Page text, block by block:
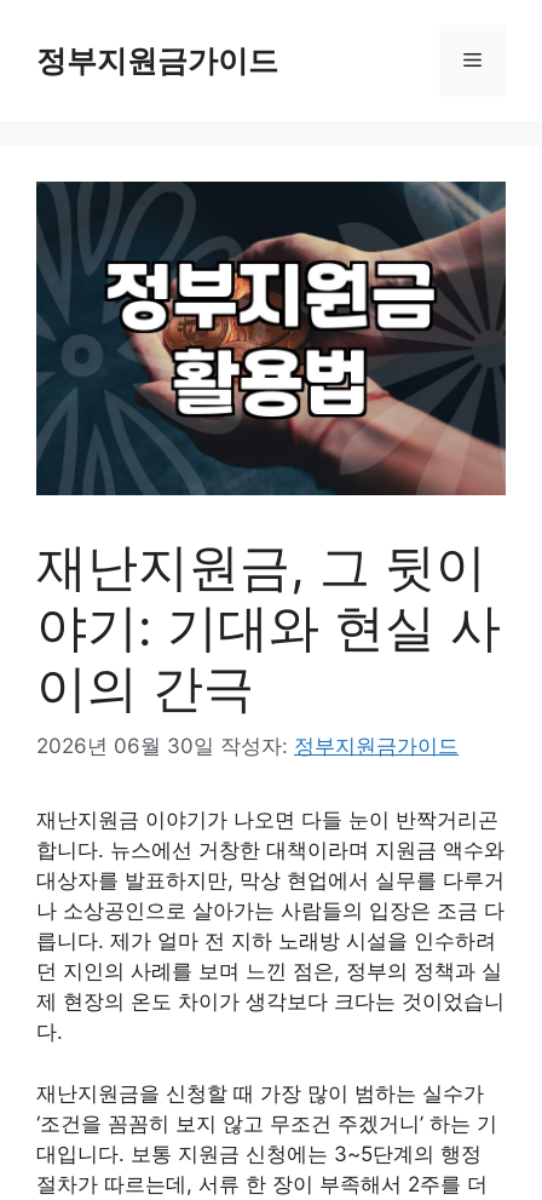
정부지원금가이드 메
재난지원금, 그 뒷이
야기: 기대와 현실 사
이의 간극
2026년 06월 30일 작성자: 정부지원금가이드
재난지원금 이야기가 나오면 다들 눈이 반짝거리곤
합니다. 뉴스에선 거창한 대책이라며 지원금 액수와
대상자를 발표하지만, 막상 현업에서 실무를 다루거
나 소상공인으로 살아가는 사람들의 입장은 조금 다
릅니다. 제가 얼마 전 지하 노래방 시설을 인수하려
던 지인의 사례를 보며 느낀 점은, 정부의 정책과 실
제 현장의 온도 차이가 생각보다 크다는 것이었습니
다.
재난지원금을 신청할 때 가장 많이 범하는 실수가
‘조건을 꼼꼼히 보지 않고 무조건 주겠거니’ 하는 기
대입니다. 보통 지원금 신청에는 3~5단계의 행정
절차가 따르는데, 서류 한 장이 부족해서 2주를 더